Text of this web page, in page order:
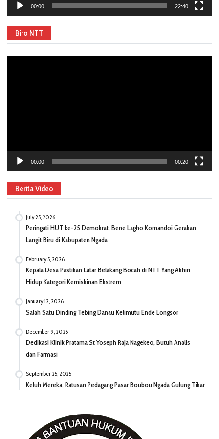
00:00 22:40
Biro NTT
00:00 00:20
Berita Video
July 25, 2026
Peringati HUT ke-25 Demokrat, Bene Lagho Komandoi Gerakan
Langit Biru di Kabupaten Ngada
February 5, 2026
Kepala Desa Pastikan Latar Belakang Bocah di NTT Yang Akhiri
Hidup Kategori Kemiskinan Ekstrem
January 12, 2026
Salah Satu Dinding Tebing Danau Kelimutu Ende Longsor
December 9, 2025
Dedikasi Klinik Pratama St Yoseph Raja Nagekeo, Butuh Analis
dan Farmasi
September 25, 2025
Keluh Mereka, Ratusan Pedagang Pasar Boubou Ngada Gulung Tikar